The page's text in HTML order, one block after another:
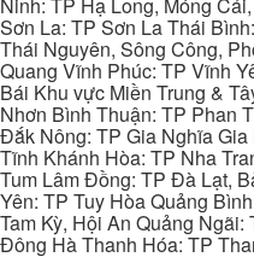
Sơn La: TP Sơn La Thái
Thái Nguyên, Sông Công,
Quang Vĩnh Phúc: TP Vĩnh
Bái Khu vực Miền Trung &
Nhơn Bình Thuận: TP Phan
Đắk Nông: TP Gia Nghĩa
Tĩnh Khánh Hòa: TP Nha
Tum Lâm Đồng: TP Đà Lạt,
Yên: TP Tuy Hòa Quảng
Tam Kỳ, Hội An Quảng
Đông Hà Thanh Hóa: TP